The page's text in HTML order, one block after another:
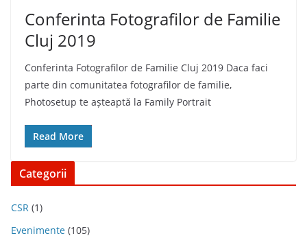
Conferinta Fotografilor de Familie
Cluj 2019
Conferinta Fotografilor de Familie Cluj 2019 Daca faci
parte din comunitatea fotografilor de familie,
Photosetup te așteaptă la Family Portrait
Read More
Categorii
CSR (1)
Evenimente (105)